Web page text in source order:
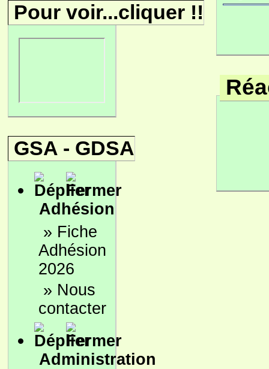
Pour voir...cliquer !!
GSA - GDSA
Adhésion
» Fiche
Adhésion
2026
» Nous
contacter
Administration